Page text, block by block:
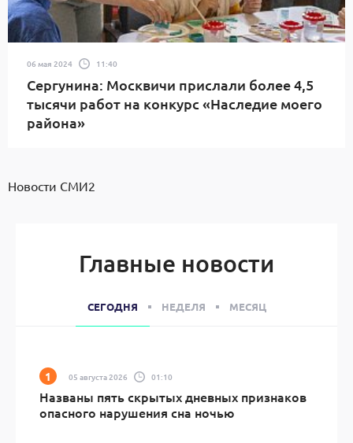
06 мая 2024 11:40
Сергунина: Москвичи прислали более 4,5
тысячи работ на конкурс «Наследие моего
района»
Новости СМИ2
Главные новости
СЕГОДНЯ НЕДЕЛЯ МЕСЯЦ
05 августа 2026 01:10
Названы пять скрытых дневных признаков
опасного нарушения сна ночью